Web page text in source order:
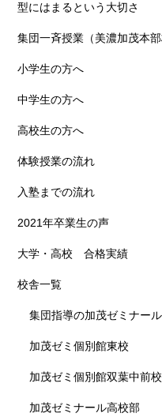
型にはまるという大切さ
集団一斉授業（美濃加茂本
小学生の方へ
中学生の方へ
高校生の方へ
体験授業の流れ
入塾までの流れ
2021年卒業生の声
大学・高校 合格実績
校舎一覧
集団指導の加茂ゼミナー
加茂ゼミ個別館東校
加茂ゼミ個別館双葉中前校
加茂ゼミナール高校部